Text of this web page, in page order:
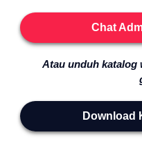
Chat
Atau unduh katalog
Download